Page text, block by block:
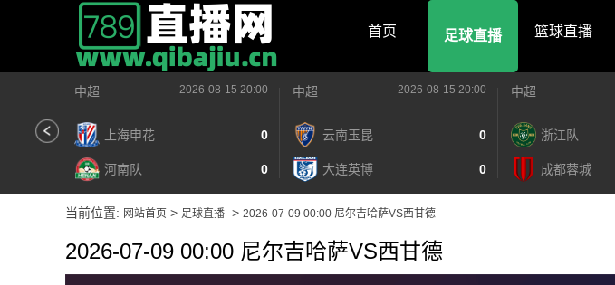
首页 足球直播 篮球直播
中超 2026-08-15 20:00
上海申花 0
河南队 0
中超 2026-08-15 20:00
云南玉昆 0
大连英博 0
中超
浙江队
成都蓉城
当前位置: 网站首页 > 足球直播 > 2026-07-09 00:00 尼尔吉哈萨VS西甘德
2026-07-09 00:00 尼尔吉哈萨VS西甘德